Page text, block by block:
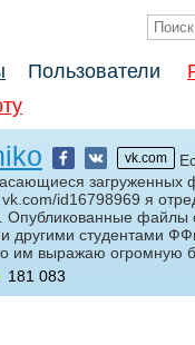
Пользователи
vk.com
загруженных
id16798969 я
Опубликованные файлы
другими студентами
им выражаю огромную
181 083